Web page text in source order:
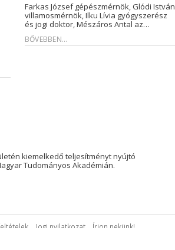
Farkas József gépészmérnök, Glódi István
villamosmérnök, Ilku Lívia gyógyszerész
és jogi doktor, Mészáros Antal az…
BŐVEBBEN...
kiemelkedő teljesítményt nyújtó
Tudományos Akadémián.
Jogi nyilatkozat Írjon nekünk!